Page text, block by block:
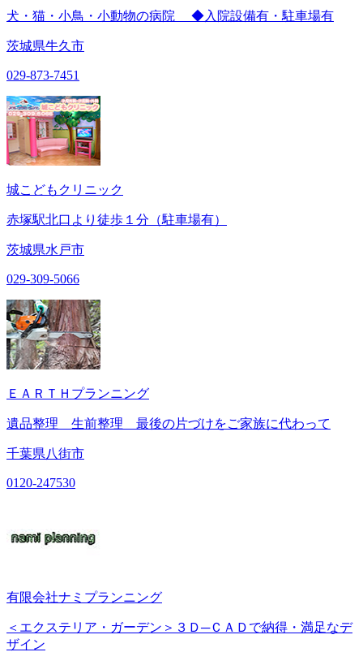
犬・猫・小鳥・小動物の病院 ◆入院設備有・駐車場有
茨城県牛久市
029-873-7451
城こどもクリニック
赤塚駅北口より徒歩１分（駐車場有）
茨城県水戸市
029-309-5066
ＥＡＲＴＨプランニング
遺品整理 生前整理 最後の片づけをご家族に代わって
千葉県八街市
0120-247530
有限会社ナミプランニング
＜エクステリア・ガーデン＞３Ｄ─ＣＡＤで納得・満足なデ
ザイン